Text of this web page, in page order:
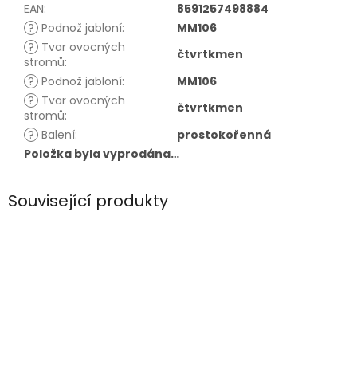
EAN:
8591257498884
? Podnož jabloní:
MM106
? Tvar ovocných
stromů:
čtvrtkmen
? Podnož jabloní:
MM106
? Tvar ovocných
stromů:
čtvrtkmen
? Balení:
prostokořenná
Položka byla vyprodána…
Související produkty